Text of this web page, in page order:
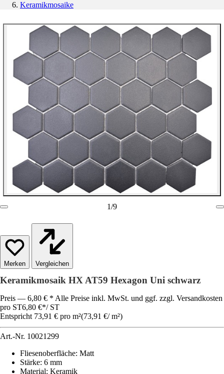
Keramikmosaike
1/9
Vergleichen
Keramikmosaik HX AT59 Hexagon Uni schwarz
Preis — 6,80 € * Alle Preise inkl. MwSt. und ggf. zzgl. Versandkosten
pro ST6,80 €*/ ST
Entspricht 73,91 € pro m²(73,91 €/ m²)
Art.-Nr. 10021299
Fliesenoberfläche: Matt
Stärke: 6 mm
Material: Keramik